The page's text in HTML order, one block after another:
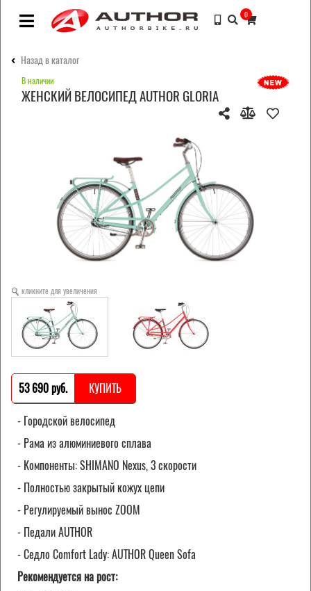
0
Назад в каталог
ЖЕНСКИЙ ВЕЛОСИПЕД AUTHOR GLORIA
В наличии
кликните для увеличения
53 690 pуб. КУПИТЬ
- Городской велосипед
- Рама из алюминиевого сплава
- Компоненты: SHIMANO Nexus, 3 скорости
- Полностью закрытый кожух цепи
- Регулируемый вынос ZOOM
- Педали AUTHOR
- Седло Comfort Lady: AUTHOR Queen Sofa
Рекомендуется на рост: